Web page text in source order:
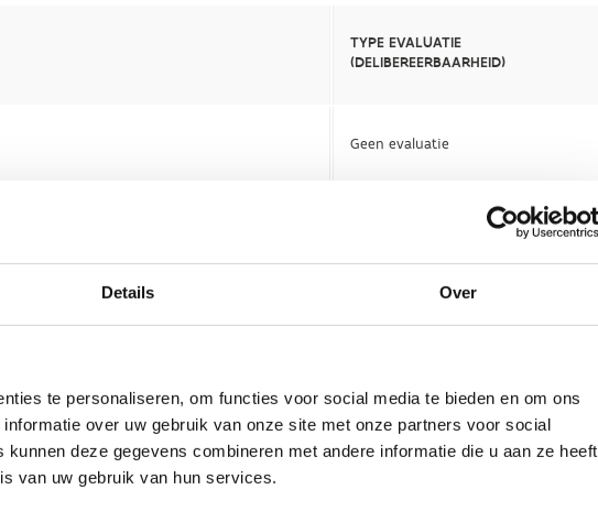
Details Over
te personaliseren, om functies voor social media te bieden en om ons
over uw gebruik van onze site met onze partners voor social
deze gegevens combineren met andere informatie die u aan ze heeft
van uw gebruik van hun services.